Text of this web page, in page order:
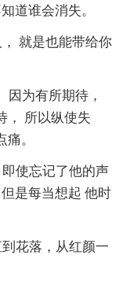
道谁会消失。
就是也能带给你
因为有所期待，
， 所以纵使失
。
使忘记了他的声
是每当想起 他时
花落，从红颜一